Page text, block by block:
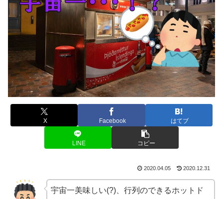
X Facebook はてブ
LINE コピー
2020.04.05 2020.12.31
宇宙一美味しい(?)、行列のできるホットド